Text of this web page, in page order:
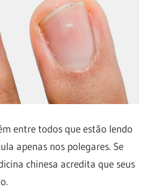
entre todos que estão lendo
apenas nos polegares. Se
chinesa acredita que seus